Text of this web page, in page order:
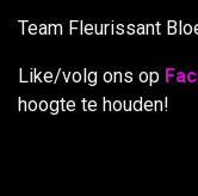
Team Fleurissant
Like/volg ons op
hoogte te houden!